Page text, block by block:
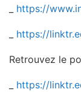
https://
https://
Retrouvez le
https://